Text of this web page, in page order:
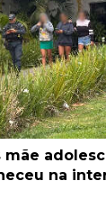
mãe
na